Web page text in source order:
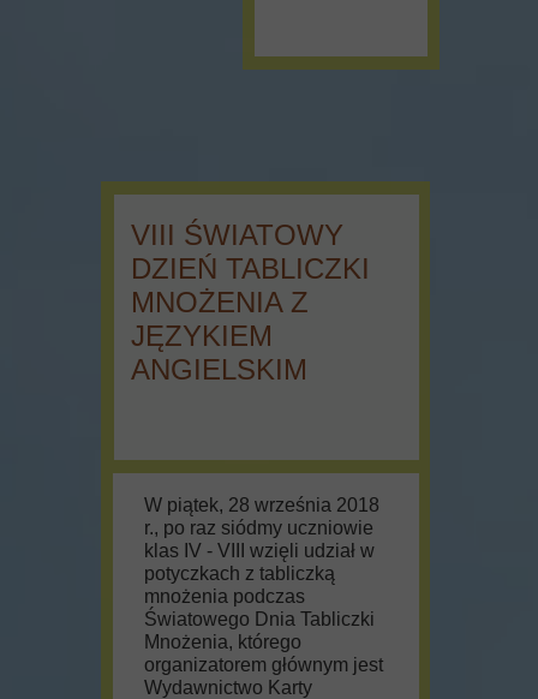
W piątek, 28 września 2018
r., po raz siódmy uczniowie
klas IV - VIII wzięli udział w
potyczkach z tabliczką
mnożenia podczas
Światowego Dnia Tabliczki
Mnożenia, którego
organizatorem głównym jest
Wydawnictwo Karty
VIII ŚWIATOWY
DZIEŃ TABLICZKI
MNOŻENIA Z
JĘZYKIEM
ANGIELSKIM